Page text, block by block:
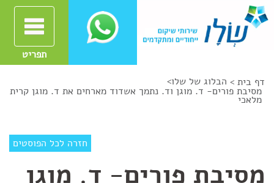
תפריט
דף בית > הבלוג של שלו>
מסיבת פורים- ד. מוגן וד. נתמך אשדוד מארחים את ד. מוגן קרית
מלאכי
חזרה לכל הפוסטים
מסיבת פורים- ד. מוגן